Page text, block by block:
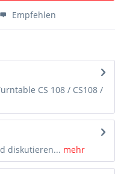
Empfehlen
CS 108 / CS108 /
diskutieren... mehr